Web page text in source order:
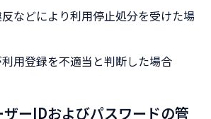
などにより利用停止処分を受けた場
用登録を不適当と判断した場合
ーIDおよびパスワードの管